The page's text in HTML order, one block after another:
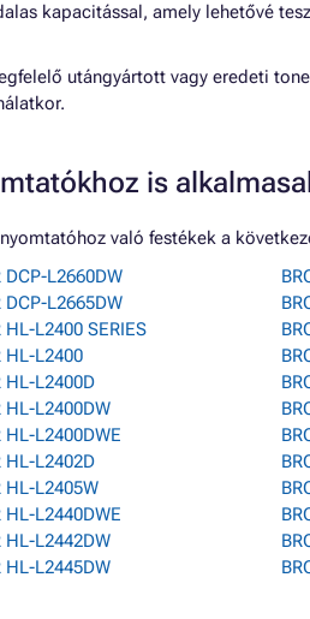
kapacitással, amely lehetővé
utángyártott vagy eredeti
is
való festékek a
DCP-L2660DW
DCP-L2665DW
HL-L2400 SERIES
HL-L2400
HL-L2400D
HL-L2400DW
HL-L2400DWE
HL-L2402D
HL-L2405W
HL-L2440DWE
HL-L2442DW
HL-L2445DW